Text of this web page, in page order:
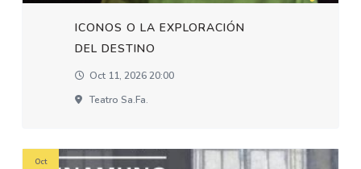
ICONOS O LA EXPLORACIÓN
DEL DESTINO
Oct 11, 2026 20:00
Teatro Sa.fa.
Oct